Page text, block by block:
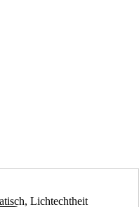
Lichtechtheit